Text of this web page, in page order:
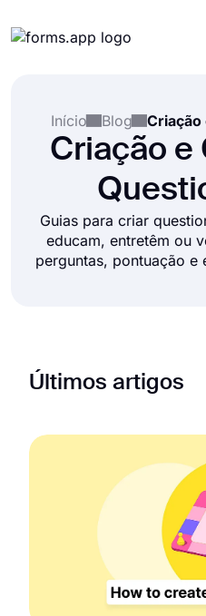
Integrações
Modelos
Recursos
Preços
Início
Blog
Criação e
Guias para criar
educam, entretêm ou
perguntas, pontuação e
Últimos artigos